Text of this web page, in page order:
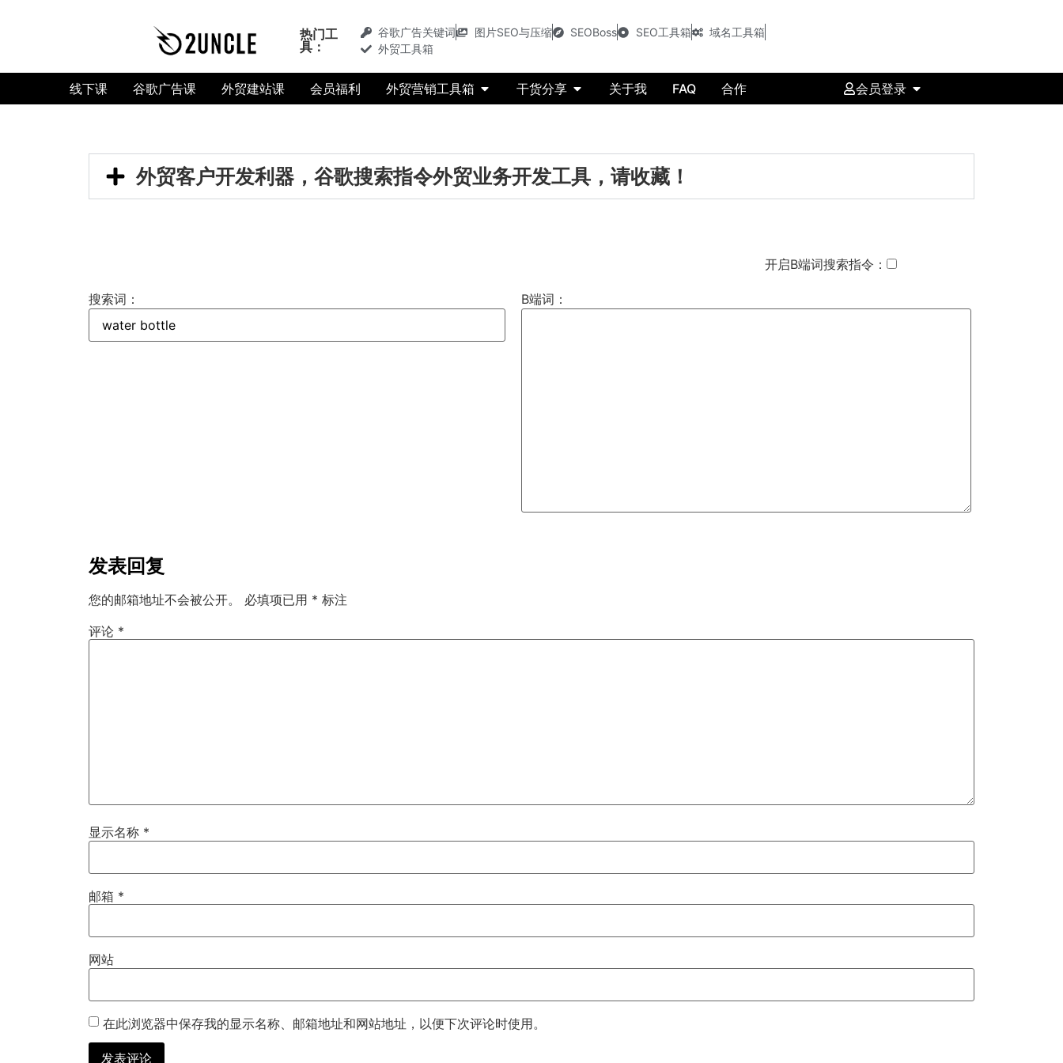
热门工
具：
谷歌广告关键词 图片SEO与压缩 SEOBoss SEO工具箱
域名工具箱
外贸工具箱
线下课 谷歌广告课 外贸建站课 会员福利 外贸营销工具箱 干货分享 关于我 FAQ 合作 会员登录
外贸客户开发利器，谷歌搜索指令外贸业务开发工具，请收藏！
开启B端词搜索指令：
搜索词： B端词：
发表回复
您的邮箱地址不会被公开。 必填项已用 * 标注
评论 *
显示名称 *
邮箱 *
网站
在此浏览器中保存我的显示名称、邮箱地址和网站地址，以便下次评论时使用。